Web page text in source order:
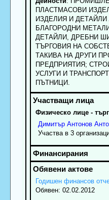
ПЛАСТМАСОВИ
ИЗДЕЛИЯ И
БЛАГОРОДНИ
ДЕТАЙЛИ, ДРЕБНИ
ТЪРГОВИЯ НА
ТАКИВА НА ДРУГИ
ПРЕДПРИЯТИЯ;
УСЛУГИ И
ПЪТНИЦИ.
Физическо лице -
Димитър Антонов
Участва в 3
Годишен финансов
Обявен: 02.02.2012